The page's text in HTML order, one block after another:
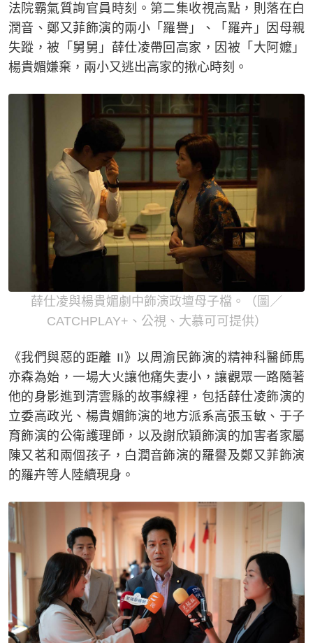
法院霸氣質詢官員時刻。第二集收視高點，則落在白
潤音、鄭又菲飾演的兩小「羅譽」、「羅卉」因母親
失蹤，被「舅舅」薛仕凌帶回高家，因被「大阿嬤」
楊貴媚嫌棄，兩小又逃出高家的揪心時刻。
薛仕凌與楊貴媚劇中飾演政壇母子檔。（圖／
CATCHPLAY+、公視、大慕可可提供）
《我們與惡的距離 II》以周渝民飾演的精神科醫師馬
亦森為始，一場大火讓他痛失妻小，讓觀眾一路隨著
他的身影進到清雲縣的故事線裡，包括薛仕凌飾演的
立委高政光、楊貴媚飾演的地方派系高張玉敏、于子
育飾演的公衛護理師，以及謝欣穎飾演的加害者家屬
陳又茗和兩個孩子，白潤音飾演的羅譽及鄭又菲飾演
的羅卉等人陸續現身。